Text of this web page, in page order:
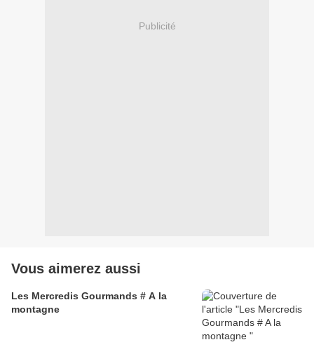
Publicité
Vous aimerez aussi
Les Mercredis Gourmands # A la
montagne